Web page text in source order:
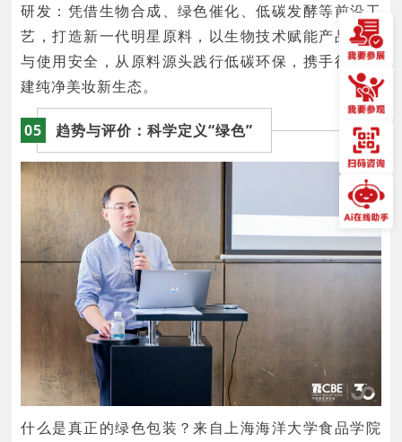
研发：凭借生物合成、绿色催化、低碳发酵等前沿工
艺，打造新一代明星原料，以生物技术赋能产品功效
与使用安全，从原料源头践行低碳环保，携手行业共
建纯净美妆新生态。
05 趋势与评价：科学定义“绿色”
什么是真正的绿色包装？来自上海海洋大学食品学院